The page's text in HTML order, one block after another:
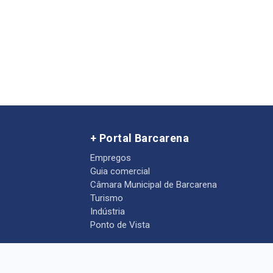
+ Portal Barcarena
Empregos
Guia comercial
Câmara Municipal de Barcarena
Turismo
Indústria
Ponto de Vista